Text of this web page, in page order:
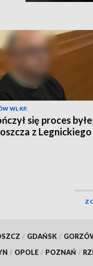
WLKP.
się proces
z Legnickiego
/ GDAŃSK /
/ OPOLE / POZNAŃ /